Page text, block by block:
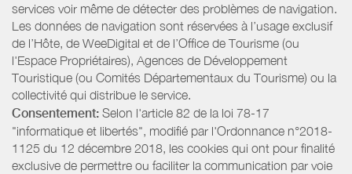
services voir même de détecter des problèmes de navigation.
Les données de navigation sont réservées à l’usage exclusif
de l’Hôte, de WeeDigital et de l’Office de Tourisme (ou
l'Espace Propriétaires), Agences de Développement
Touristique (ou Comités Départementaux du Tourisme) ou la
collectivité qui distribue le service.
Consentement: Selon l'article 82 de la loi 78-17
"informatique et libertés", modifié par l'Ordonnance n°2018-
1125 du 12 décembre 2018, les cookies qui ont pour finalité
exclusive de permettre ou faciliter la communication par voie